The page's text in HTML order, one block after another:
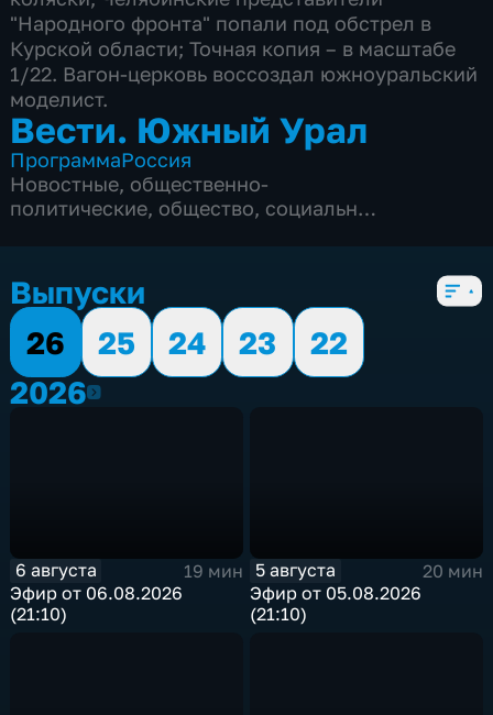
"Народного фронта" попали под обстрел в
Курской области; Точная копия – в масштабе
1/22. Вагон-церковь воссоздал южноуральский
моделист.
Вести. Южный Урал
ПрограммаРоссия
Новостные, общественно-
политические, общество, социально-
Выпуски
26
25 24 23
22
20262026
6 августа
19 мин
Эфир от 06.08.2026
(21:10)
5 августа
20 мин
Эфир от 05.08.2026
(21:10)